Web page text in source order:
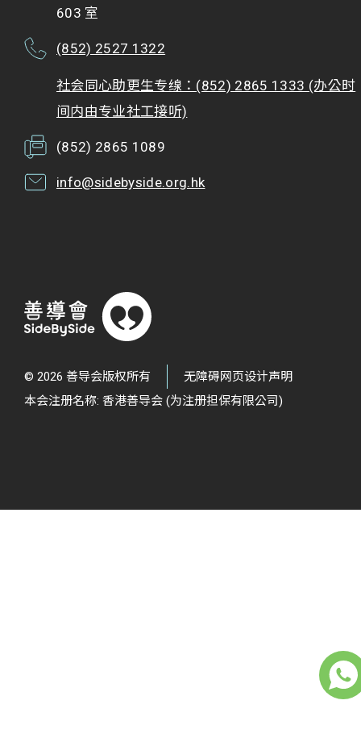
603 室
(852) 2527 1322
社会同心助更生专缐：(852) 2865 1333 (办公时
间内由专业社工接听)
(852) 2865 1089
info@sidebyside.org.hk
© 2026 善导会版权所有
无障碍网页设计声明
本会注册名称: 香港善导会 (为注册担保有限公司)